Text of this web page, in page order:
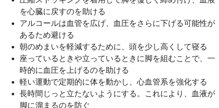
を心臓に戻すのを助ける
アルコールは血管を広げ、血圧をさらに下げる可能性が
あるため避ける
朝のめまいを軽減するために、頭を少し高くして寝る
座っているときや立っているときに脚を組むことで、一
時的に血圧を上げるのを助ける
軽い運動で定期的に体を動かし、心血管系を強化する
長時間じっと立たないようにする。これにより、血液が
脚に溜まるのを防ぐ